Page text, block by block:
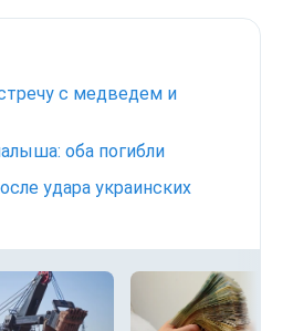
с медведем и
оба погибли
удара украинских